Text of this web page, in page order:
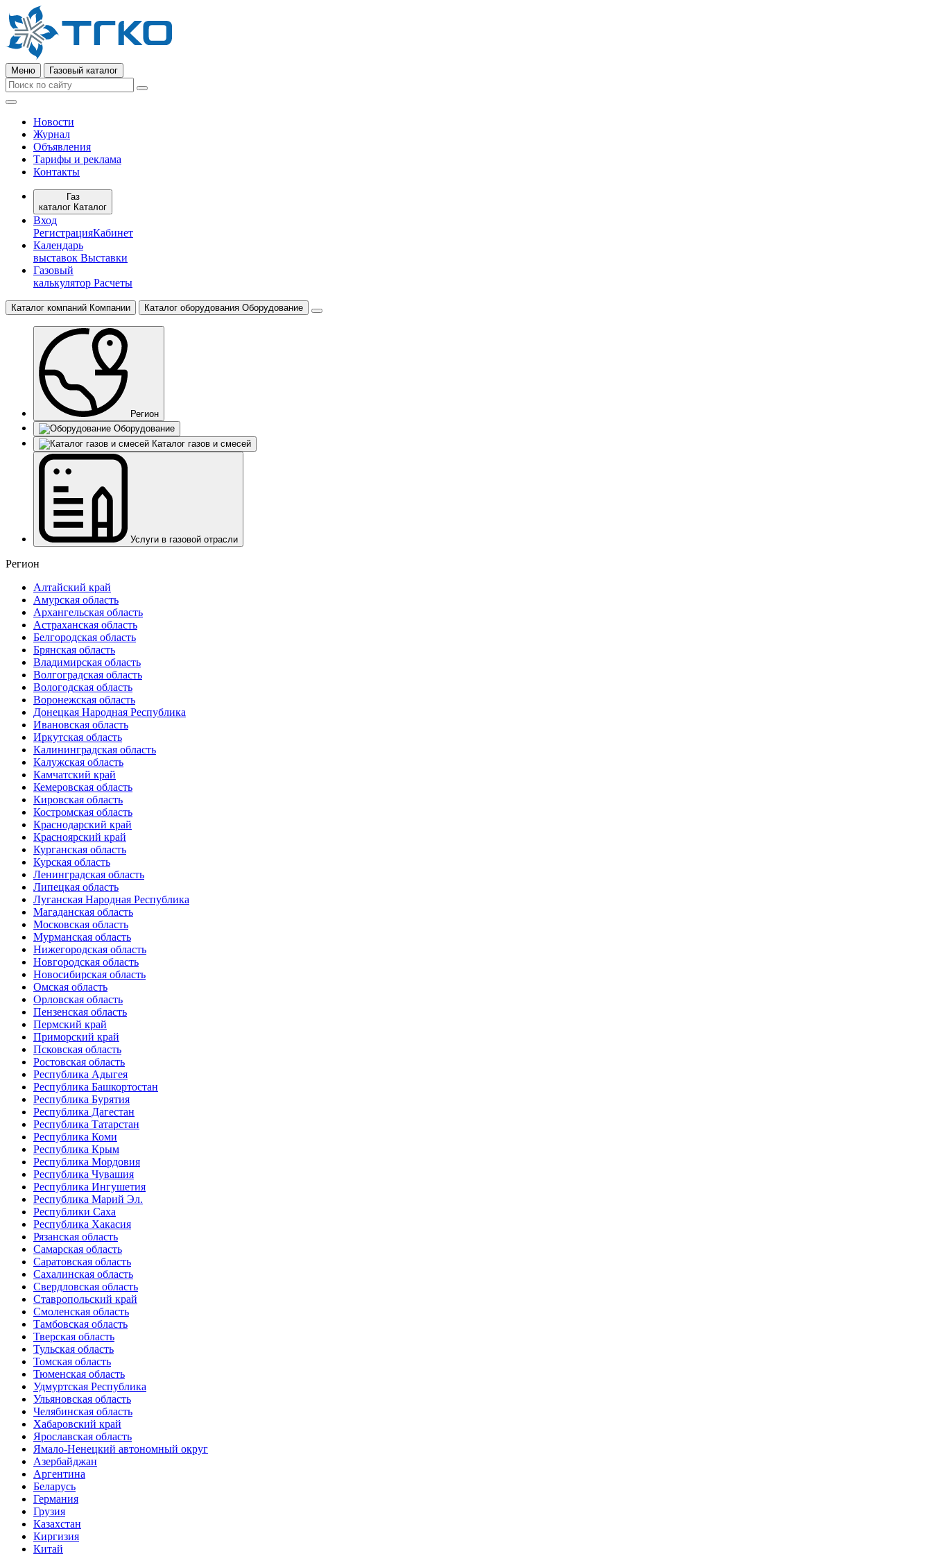
Меню Газовый каталог
Новости
Журнал
Объявления
Тарифы и реклама
Контакты
Газ
каталог Каталог
Вход
РегистрацияКабинет
Календарь
выставок Выставки
Газовый
калькулятор Расчеты
Каталог компаний Компании Каталог оборудования Оборудование
Регион
Оборудование
Каталог газов и смесей
Услуги в газовой отрасли
Регион
Алтайский край
Амурская область
Архангельская область
Астраханская область
Белгородская область
Брянская область
Владимирская область
Волгоградская область
Вологодская область
Воронежская область
Донецкая Народная Республика
Ивановская область
Иркутская область
Калининградская область
Калужская область
Камчатский край
Кемеровская область
Кировская область
Костромская область
Краснодарский край
Красноярский край
Курганская область
Курская область
Ленинградская область
Липецкая область
Луганская Народная Республика
Магаданская область
Московская область
Мурманская область
Нижегородская область
Новгородская область
Новосибирская область
Омская область
Орловская область
Пензенская область
Пермский край
Приморский край
Псковская область
Ростовская область
Республика Адыгея
Республика Башкортостан
Республика Бурятия
Республика Дагестан
Республика Татарстан
Республика Коми
Республика Крым
Республика Мордовия
Республика Чувашия
Республика Ингушетия
Республика Марий Эл.
Республики Саха
Республика Хакасия
Рязанская область
Самарская область
Саратовская область
Сахалинская область
Свердловская область
Ставропольский край
Смоленская область
Тамбовская область
Тверская область
Тульская область
Томская область
Тюменская область
Удмуртская Республика
Ульяновская область
Челябинская область
Хабаровский край
Ярославская область
Ямало-Ненецкий автономный округ
Азербайджан
Аргентина
Беларусь
Германия
Грузия
Казахстан
Киргизия
Китай